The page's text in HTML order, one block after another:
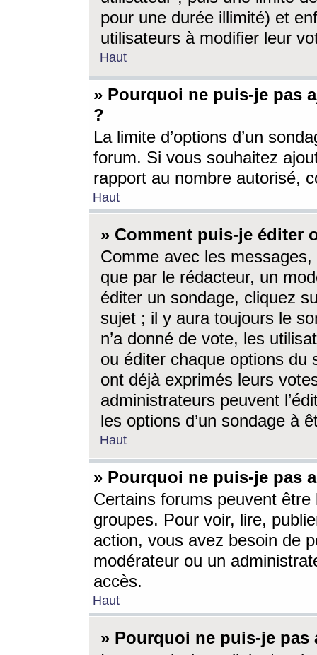
pour une durée illimité) et
utilisateurs à modifier leur
Haut
» Pourquoi ne puis-je pas
?
La limite d’options d’un
forum. Si vous souhaitez
rapport au nombre autorisé,
Haut
» Comment puis-je éditer
Comme avec les
que par le rédacteur, un
éditer un sondage, cliquez
sujet ; il y aura toujours le
n’a donné de vote, les
ou éditer chaque options du
ont déjà exprimés leurs
administrateurs peuvent
les options d’un sondage à
Haut
» Pourquoi ne puis-je pas
Certains forums peuvent être
groupes. Pour voir, lire,
action, vous avez besoin de
modérateur ou un
accès.
Haut
» Pourquoi ne puis-je